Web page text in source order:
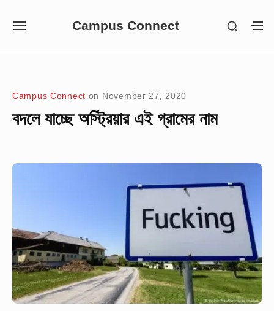
Campus Connect
SITE
SHOW
Campus Connect on November 27, 2020
বদলে যাচ্ছে অস্ট্রিয়ার এই গ্রামের নাম